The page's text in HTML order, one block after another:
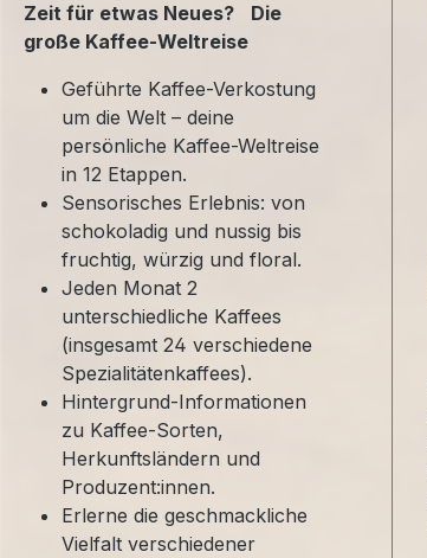
Zeit für etwas Neues? Die
große Kaffee-Weltreise
Geführte Kaffee-Verkostung
um die Welt – deine
persönliche Kaffee-Weltreise
in 12 Etappen.
Sensorisches Erlebnis: von
schokoladig und nussig bis
fruchtig, würzig und floral.
Jeden Monat 2
unterschiedliche Kaffees
(insgesamt 24 verschiedene
Spezialitätenkaffees).
Hintergrund-Informationen
zu Kaffee-Sorten,
Herkunftsländern und
Produzent:innen.
Erlerne die geschmackliche
Vielfalt verschiedener